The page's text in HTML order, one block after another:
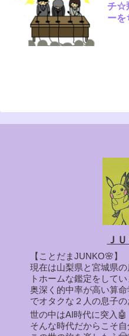
チ☆
ー
Ｊ
【ことだまJUNKO🌸】
現在は山梨県と宮城県
トホームな鑑定をして
奥深く的中率が高い算
でオタクな２人の息子
世の中はAI時代に突入🤖
そんな時代だからこそ